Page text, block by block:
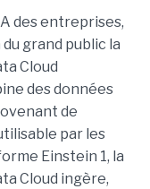
des entreprises,
grand public la
Cloud
des données
de
par les
Einstein 1, la
Cloud ingère,